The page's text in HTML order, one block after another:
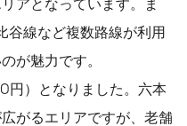
谷線など複数路線が利用
が魅力です。
円）となりました。六本
がるエリアですが、老舗